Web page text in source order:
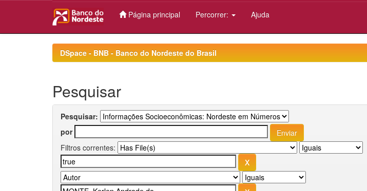
Página principal Percorrer: Ajuda
DSpace - BNB - Banco do Nordeste do Brasil
Pesquisar
Pesquisar:
por
Filtros correntes: